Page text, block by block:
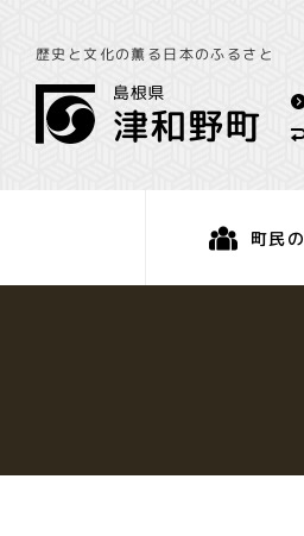
歴史と文化の薫る日本のふるさと
町民